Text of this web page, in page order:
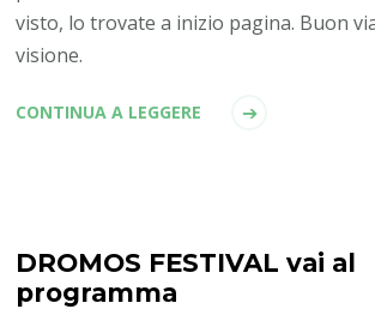
visto, lo trovate a inizio pagina. Buon
visione.
CONTINUA A LEGGERE
DROMOS FESTIVAL vai al
programma